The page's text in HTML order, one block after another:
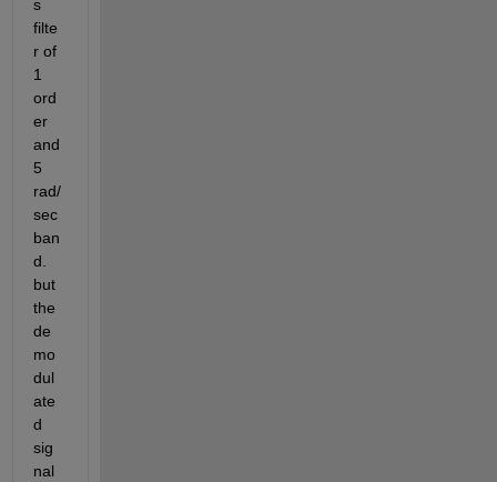
s
filte
r of
1
ord
er
and
5
rad/
sec
ban
d.
but
the
de
mo
dul
ate
d
sig
nal